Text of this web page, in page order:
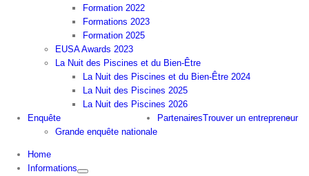
Formation 2022
Formations 2023
Formation 2025
EUSA Awards 2023
La Nuit des Piscines et du Bien-Être
La Nuit des Piscines et du Bien-Être 2024
La Nuit des Piscines 2025
La Nuit des Piscines 2026
Enquête
Grande enquête nationale
PartenairesTrouver un entrepreneur
Home
Informations